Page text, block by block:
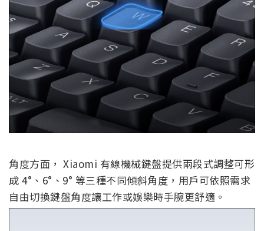
角度方面， Xiaomi 有線機械鍵盤提供兩段式調整可形
成 4°、6°、9° 等三種不同傾斜角度，用戶可依照需求
自由切換鍵盤角度讓工作或娛樂時手腕更舒適。